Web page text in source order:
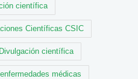
científica
Científicas CSIC
Divulgación científica
enfermedades médicas